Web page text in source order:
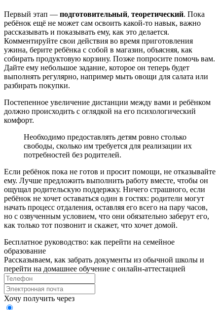
Первый этап — подготовительный, теоретический. Пока
ребёнок ещё не может сам освоить какой-то навык, важно
рассказывать и показывать ему, как это делается.
Комментируйте свои действия во время приготовления
ужина, берите ребёнка с собой в магазин, объясняя, как
собирать продуктовую корзину. Позже попросите помочь вам.
Дайте ему небольшое задание, которое он теперь будет
выполнять регулярно, например мыть овощи для салата или
разбирать покупки.
Постепенное увеличение дистанции между вами и ребёнком
должно происходить с оглядкой на его психологический
комфорт.
Необходимо предоставлять детям ровно столько
свободы, сколько им требуется для реализации их
потребностей без родителей.
Если ребёнок пока не готов и просит помощи, не отказывайте
ему. Лучше предложить выполнить работу вместе, чтобы он
ощущал родительскую поддержку. Ничего страшного, если
ребёнок не хочет оставаться один в гостях: родители могут
начать процесс отдаления, оставляя его всего на пару часов,
но с озвученным условием, что они обязательно заберут его,
как только тот позвонит и скажет, что хочет домой.
Бесплатное руководство: как перейти на семейное
образование
Рассказываем, как забрать документы из обычной школы и
перейти на домашнее обучение с онлайн‑аттестацией
Хочу получить через